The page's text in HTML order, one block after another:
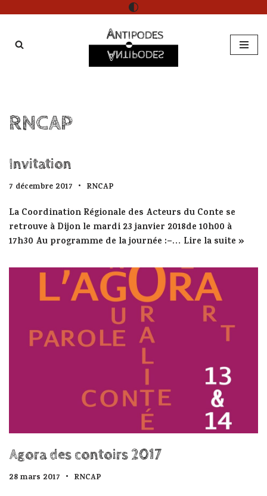
au
RNCAP
Invitation
7 décembre 2017 RNCAP
La Coordination Régionale des Acteurs du Conte se
retrouve à Dijon le mardi 23 janvier 2018de 10h00 à
17h30 Au programme de la journée :–… Lire la suite »
Agora des contoirs 2017
28 mars 2017 RNCAP